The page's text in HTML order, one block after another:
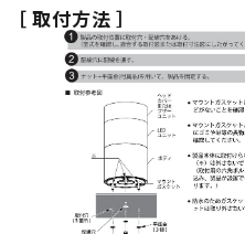
［ 取付方法 ］